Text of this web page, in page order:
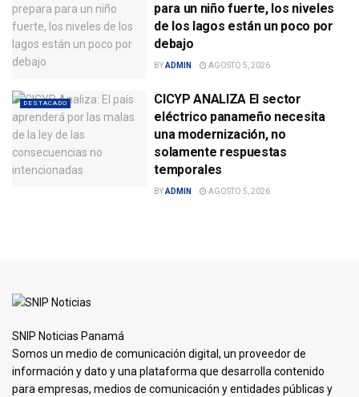
para un niño fuerte, los niveles
de los lagos están un poco por
debajo
BYADMIN AGOSTO 5, 2026
DESTACADO
CICYP ANALIZA El sector
eléctrico panameño necesita
una modernización, no
solamente respuestas
temporales
BYADMIN AGOSTO 5, 2026
SNIP Noticias Panamá
Somos un medio de comunicación digital, un proveedor de
información y dato y una plataforma que desarrolla contenido
para empresas, medios de comunicación y entidades públicas y